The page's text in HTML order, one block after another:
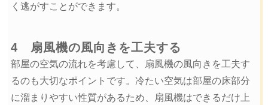
く逃がすことができます。
4 扇風機の風向きを工夫する
部屋の空気の流れを考慮して、扇風機の風向きを工夫す
るのも大切なポイントです。冷たい空気は部屋の床部分
に溜まりやすい性質があるため、扇風機はできるだけ上